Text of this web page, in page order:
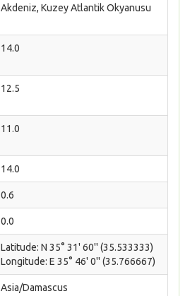
Akdeniz, Kuzey Atlantik Okyanusu
14.0
12.5
11.0
14.0
0.6
0.0
Latitude: N 35° 31' 60'' (35.533333)
Longitude: E 35° 46' 0'' (35.766667)
Asia/Damascus